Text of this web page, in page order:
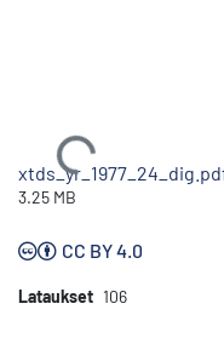
Ladataan...
3.25 MB
CC BY 4.0
Lataukset 106